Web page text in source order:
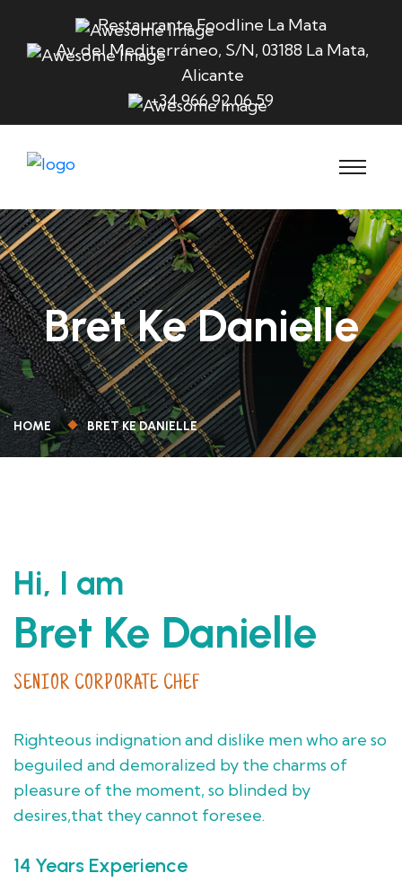
Restaurante Foodline La Mata
Av. del Mediterráneo, S/N, 03188 La Mata,
Alicante
+34 966 92 06 59
Bret Ke Danielle
HOME BRET KE DANIELLE
Hi, I am
Bret Ke Danielle
SENIOR CORPORATE CHEF
Righteous indignation and dislike men who are so
beguiled and demoralized by the charms of
pleasure of the moment, so blinded by
desires,that they cannot foresee.
14 Years Experience